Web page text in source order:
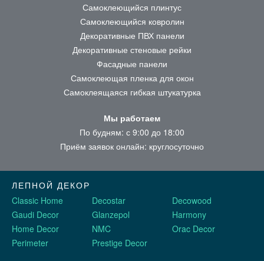
Самоклеющийся плинтус
Самоклеющийся ковролин
Декоративные ПВХ панели
Декоративные стеновые рейки
Фасадные панели
Самоклеющая пленка для окон
Самоклеящаяся гибкая штукатурка
Мы работаем
По будням: с 9:00 до 18:00
Приём заявок онлайн: круглосуточно
ЛЕПНОЙ ДЕКОР
Classic Home
Decostar
Decowood
Gaudi Decor
Glanzepol
Harmony
Home Decor
NMC
Orac Decor
Perimeter
Prestige Decor